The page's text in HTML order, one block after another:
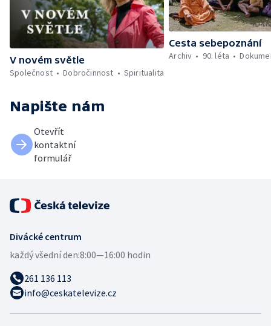
V novém světle
Společnost
Dobročinnost Spiritualita
Cesta sebepoznání
Archiv
90. léta
Napište nám
Otevřít
kontaktní
formulář
Divácké centrum
každý všední den:8:00—16:00 hodin
261 136 113
info@ceskatelevize.cz